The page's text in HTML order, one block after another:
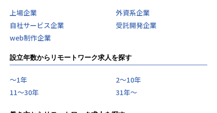
上場企業
外資系企業
自社サービス企業
受託開発企業
web制作企業
設立年数からリモートワーク求人を探す
〜1年
2〜10年
11〜30年
31年〜